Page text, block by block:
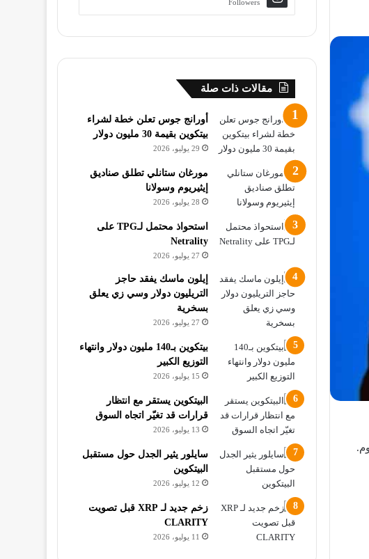
Followers
مقالات ذات صلة
أورانج جوس تعلن خطة لشراء
بيتكوين بقيمة 30 مليون دولار
29 يوليو، 2026
مورغان ستانلي تطلق صناديق
إيثيريوم وسولانا
28 يوليو، 2026
استحواذ محتمل لـTPG على
Netrality
27 يوليو، 2026
إيلون ماسك يفقد حاجز
التريليون دولار وسي زي يعلق
بسخرية
27 يوليو، 2026
بيتكوين بـ140 مليون دولار وانتهاء
التوزيع الكبير
15 يوليو، 2026
البيتكوين يستقر مع انتظار
قرارات قد تغيّر اتجاه السوق
13 يوليو، 2026
سايلور يثير الجدل حول مستقبل
البيتكوين
12 يوليو، 2026
زخم جديد لـ XRP قبل تصويت
CLARITY
11 يوليو، 2026